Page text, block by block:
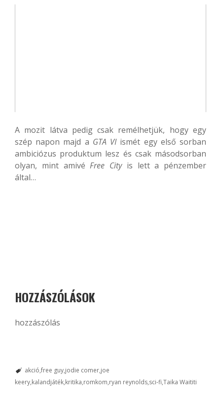
A mozit látva pedig csak remélhetjük, hogy egy
szép napon majd a GTA VIismét egy első sorban
ambiciózus produktum lesz és csak másodsorban
olyan, mint amivéFree Cityis lett a pénzember
által…
HOZZÁSZÓLÁSOK
hozzászólás
akció free guy jodie comer joe
keery kalandjáték kritika romkom ryan reynolds sci-fi Taika Waititi